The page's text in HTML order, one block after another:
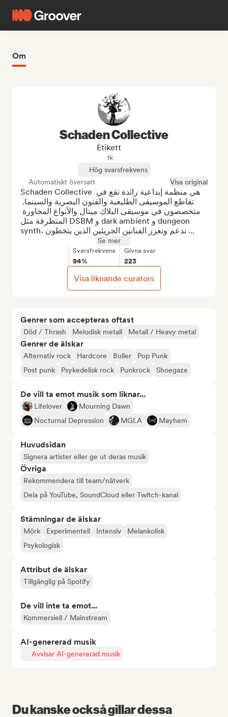
Om
Genrer som accepteras oftast
Död / Thrash Melodisk metall Metall / Heavy metal
Genrer de älskar
Alternativ rock Hardcore Buller
Pop Punk
Post punk
Psykedelisk rock Punkrock Shoegaze
De vill ta emot musik som liknar...
Lifelover
Mourning Dawn
Nocturnal Depression
MGLA Mayhem
Huvudsidan
Signera artister eller ge ut deras musik
Övriga
Rekommendera till team/nätverk
Dela på YouTube, SoundCloud eller Twitch-kanal
Stämningar de älskar
Mörk Experimentell Intensiv
Melankolisk
Psykologisk
Attribut de älskar
Tillgänglig på Spotify
De vill inte ta emot...
Kommersiell / Mainstream
AI-genererad musik
Avvisar AI-genererad musik
Schaden Collective
Etikett
1k
Hög svarsfrekvens
Automatiskt översatt
Visa original
Schaden Collective هي منظمة إبداعية رائدة تقع في
المتطرفة مثل DSBM و dark ambient و dungeon
synth، ندعم ونعزز الفنانين الجريئين الذين يتخطون ...
Se mer
Svarsfrekvens
94%
Givna svar
223
Visa liknande curators
Du kanske också gillar dessa